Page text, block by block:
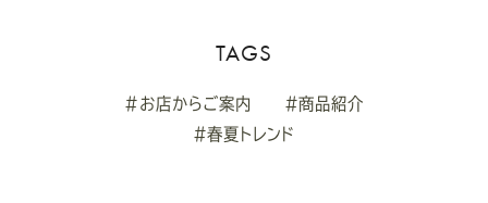
TAGS
#お店からご案内
#商品紹介
#春夏トレンド